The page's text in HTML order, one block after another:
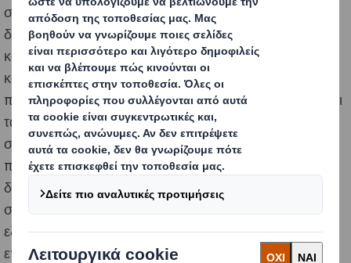
συστήματα επεξεργασίας λυμάτων για να
διασφαλίσουμε ότι τα λύματα που απορρίπτουμε είναι
καθαρισμένα, οικολογικά ασφαλή και πληρούν όλες τις
κανονιστικές απαιτήσεις. Όλες οι εγκαταστάσεις μας
παρακολουθούν τα επίπεδα COD, BOD και AOX, το pH και
τα αιωρούμενα στερεά, τα οποία αποτελούν βασικό
στοιχείο για τη διαχείριση της απόδοσης, ώστε να
προλαμβάνονται περιστατικά ρύπανσης και να
διασφαλίζεται ότι το νερό επιστρέφει στο περιβάλλον
στην ίδια ή σε καλύτερη κατάσταση από ό,τι κατά την
εξαγωγή του. Σε ορισμένες τοποθεσίες,
επεξεργαζόμαστε επίσης λύματα για λογαριασμό της